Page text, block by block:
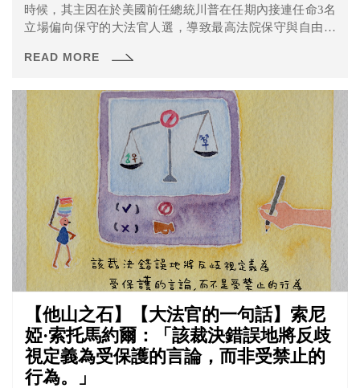
時候，其主因在於美國前任總統川普在任期內接連任命3名
立場偏向保守的大法官人選，導致最高法院保守與自由派
決結果的主因（法操之前也有介紹過，詳備註），像是從
訴韋德案」導致婦女墮胎權遭大幅限縮，不久前又認定
「具有表達性質的商家」若拒絕服務LGBTQ族群屬於言論
自由範圍，陸續受到社會批判。
READ MORE
【他山之石】【大法官的一句話】索尼
婭·索托馬約爾：「該裁決錯誤地將反歧
視定義為受保護的言論，而非受禁止的
行為。」